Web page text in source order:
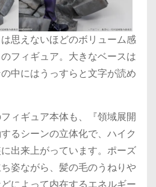
思えないほどのボリューム感
フィギュア。大きなベースは
中にはうっすらと文字が読め
ィギュア本体も、『領域展開
るシーンの立体化で、ハイク
出来上がっています。ポーズ
姿ながら、髪の毛のうねりや